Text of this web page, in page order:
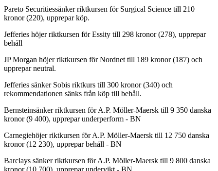
Pareto Securitiessänker riktkursen för Surgical Science till 210
kronor (220), upprepar köp.
Jefferies höjer riktkursen för Essity till 298 kronor (278), upprepar
behåll
JP Morgan höjer riktkursen för Nordnet till 189 kronor (187) och
upprepar neutral.
Jefferies sänker Sobis riktkurs till 300 kronor (340) och
rekommendationen sänks från köp till behåll.
Bernsteinsänker riktkursen för A.P. Möller-Maersk till 9 350 danska
kronor (9 400), upprepar underperform - BN
Carnegiehöjer riktkursen för A.P. Möller-Maersk till 12 750 danska
kronor (12 230), upprepar behåll - BN
Barclays sänker riktkursen för A.P. Möller-Maersk till 9 800 danska